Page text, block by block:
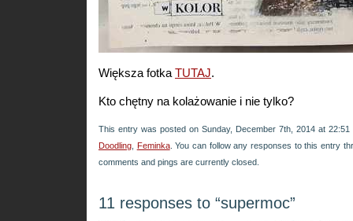
Większa fotka TUTAJ.
Kto chętny na kolażowanie i nie tylko?
This entry was posted on Sunday, December 7th, 2014 at
Doodling
Feminka. You can follow any responses to this entry
comments and pings are currently closed.
11 responses to “supermoc”